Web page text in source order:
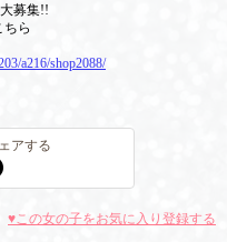
募集!!
ちら
a216/shop2088/
アする
♥この女の子をお気に入り登録する